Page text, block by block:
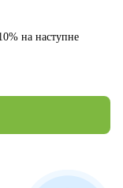
на наступне